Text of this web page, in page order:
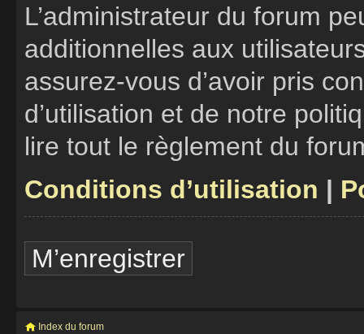
L’administrateur du forum
additionnelles aux
assurez-vous d’avoir pris
d’utilisation et de notre
lire tout le règlement du
Conditions d’utilisation |
M’enregistrer
Index du forum